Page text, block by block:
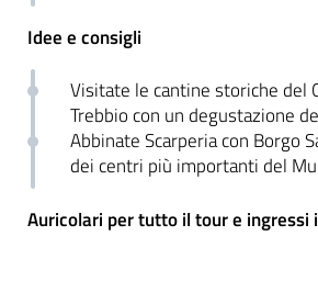
Idee e consigli
Visitate le cantine storiche del
Trebbio con un degustazione
Abbinate Scarperia con Borgo
dei centri più importanti del
Auricolari per tutto il tour e ingressi